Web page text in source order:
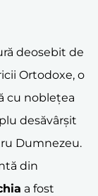
deosebit de
Ortodoxe, o
cu noblețea
desăvârșit
Dumnezeu.
din
a fost